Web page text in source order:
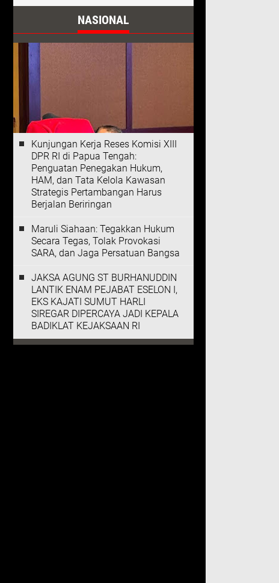
NASIONAL
Kunjungan Kerja Reses Komisi XIII
DPR RI di Papua Tengah:
Penguatan Penegakan Hukum,
HAM, dan Tata Kelola Kawasan
Strategis Pertambangan Harus
Berjalan Beriringan
Maruli Siahaan: Tegakkan Hukum
Secara Tegas, Tolak Provokasi
SARA, dan Jaga Persatuan Bangsa
JAKSA AGUNG ST BURHANUDDIN
LANTIK ENAM PEJABAT ESELON I,
EKS KAJATI SUMUT HARLI
SIREGAR DIPERCAYA JADI KEPALA
BADIKLAT KEJAKSAAN RI